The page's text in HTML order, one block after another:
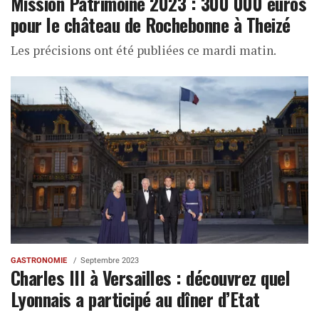
pour le château de Rochebonne à Theizé
Les précisions ont été publiées ce mardi matin.
GASTRONOMIE Septembre 2023
Charles III à Versailles : découvrez quel
Lyonnais a participé au dîner d’Etat